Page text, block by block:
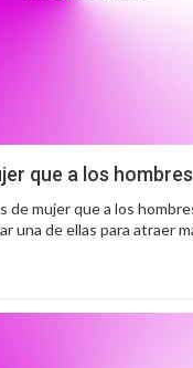
que a los
de mujer que a los
una de ellas para atraer